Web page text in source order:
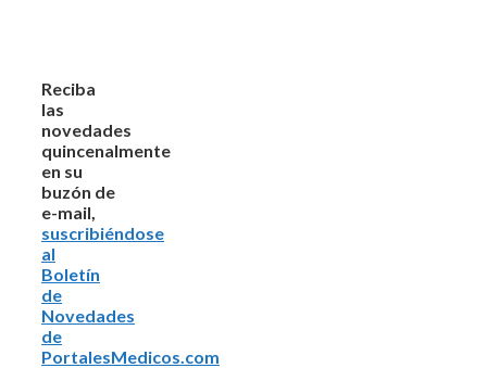
Reciba
las
novedades
quincenalmente
en su
buzón de
e-mail,
suscribiéndose
al
Boletín
de
Novedades
de
PortalesMedicos.com